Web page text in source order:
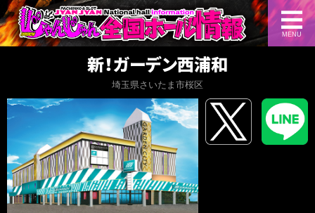
MENU
新！ガーデン西浦和
埼玉県さいたま市桜区